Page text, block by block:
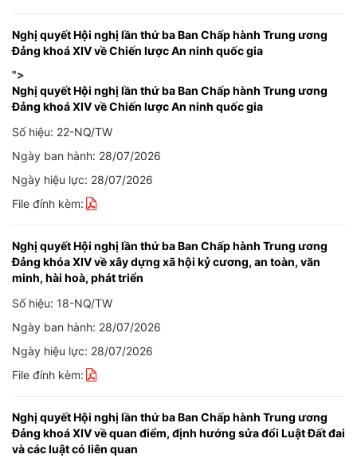
Nghị quyết Hội nghị lần thứ ba Ban Chấp hành Trung ương
Đảng khoá XIV về Chiến lược An ninh quốc gia
">
Nghị quyết Hội nghị lần thứ ba Ban Chấp hành Trung ương
Đảng khoá XIV về Chiến lược An ninh quốc gia
Số hiệu: 22-NQ/TW
Ngày ban hành: 28/07/2026
Ngày hiệu lực: 28/07/2026
File đính kèm:
Nghị quyết Hội nghị lần thứ ba Ban Chấp hành Trung ương
Đảng khóa XIV về xây dựng xã hội kỷ cương, an toàn, văn
minh, hài hoà, phát triển
Số hiệu: 18-NQ/TW
Ngày ban hành: 28/07/2026
Ngày hiệu lực: 28/07/2026
File đính kèm:
Nghị quyết Hội nghị lần thứ ba Ban Chấp hành Trung ương
Đảng khoá XIV về quan điểm, định hướng sửa đổi Luật Đất đai
và các luật có liên quan